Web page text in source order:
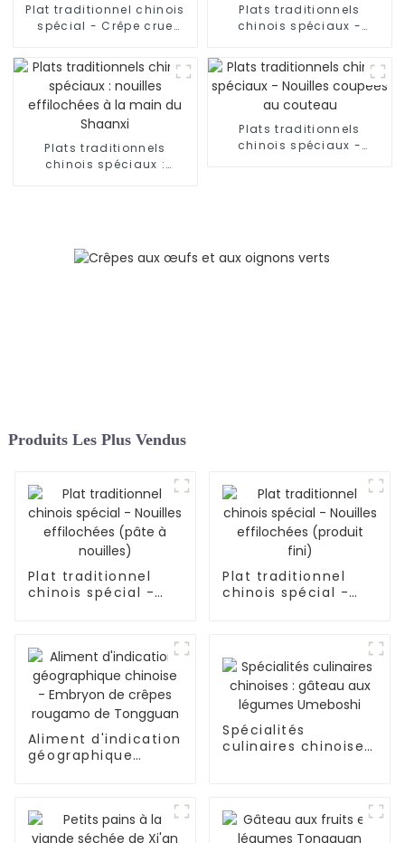
Plat traditionnel chinois
spécial - Crêpe crue
mouton
Plats traditionnels
chinois spéciaux -
main
Plats traditionnels
chinois spéciaux :
Plats traditionnels
chinois spéciaux -
Produits Les Plus Vendus
Plat traditionnel
chinois spécial -
Plat traditionnel
chinois spécial -
Aliment d'indication
géographique
Spécialités
culinaires chinoises